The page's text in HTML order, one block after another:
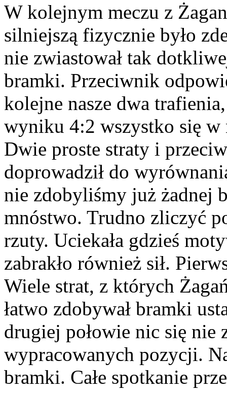
W kolejnym meczu z
silniejszą fizycznie było
nie zwiastował tak
bramki. Przeciwnik
kolejne nasze dwa
wyniku 4:2 wszystko się w
Dwie proste straty i
doprowadził do
nie zdobyliśmy już żadnej
mnóstwo. Trudno zliczyć
rzuty. Uciekała gdzieś
zabrakło również sił.
Wiele strat, z których
łatwo zdobywał bramki
drugiej połowie nic się nie
wypracowanych pozycji.
bramki. Całe spotkanie